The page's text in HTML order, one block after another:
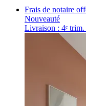
Frais de notaire
Nouveauté
Livraison : 4ᵉ